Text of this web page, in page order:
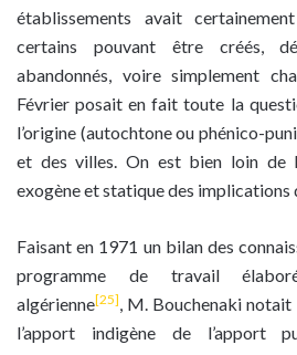
établissements avait
certains pouvant être créés,
abandonnés, voire simplement
Février posait en fait toute la
l’origine (autochtone ou phénico-
et des villes. On est bien loin de
exogène et statique des implications
Faisant en 1971 un bilan des
programme de travail
algérienne[25], M. Bouchenaki
l’apport indigène de l’apport